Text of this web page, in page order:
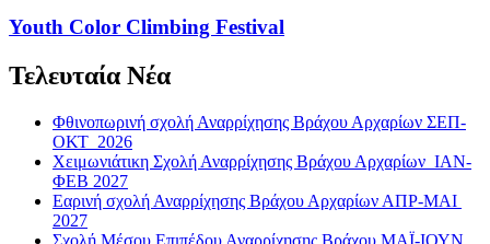
Youth Color Climbing Festival
Τελευταία Νέα
Φθινοπωρινή σχολή Αναρρίχησης Βράχου Αρχαρίων ΣΕΠ-
ΟΚΤ 2026
Χειμωνιάτικη Σχολή Αναρρίχησης Βράχου Αρχαρίων ΙΑΝ-
ΦΕΒ 2027
Εαρινή σχολή Αναρρίχησης Βράχου Αρχαρίων ΑΠΡ-ΜΑΙ
2027